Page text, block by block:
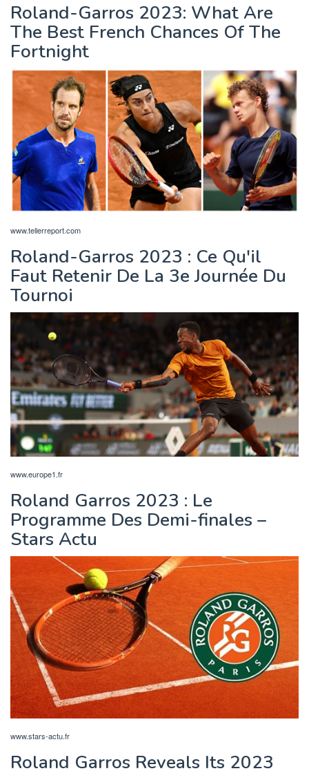
Roland-Garros 2023: What Are
The Best French Chances Of The
Fortnight
www.tellerreport.com
Roland-Garros 2023 : Ce Qu'il
Faut Retenir De La 3e Journée Du
Tournoi
www.europe1.fr
Roland Garros 2023 : Le
Programme Des Demi-finales –
Stars Actu
www.stars-actu.fr
Roland Garros Reveals Its 2023